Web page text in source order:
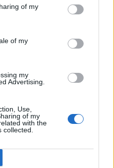
of my
of my
my
Advertising.
Use,
of my
with the
απορρήτου
X